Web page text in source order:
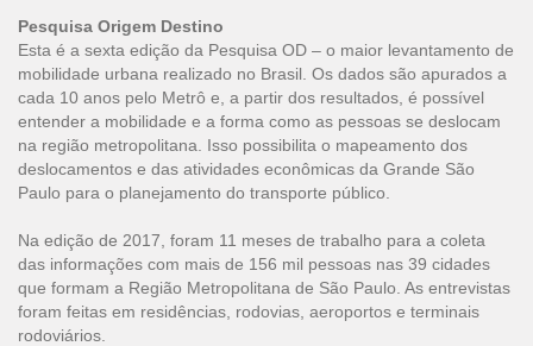
Pesquisa Origem Destino
Esta é a sexta edição da Pesquisa OD – o maior levantamento de
mobilidade urbana realizado no Brasil. Os dados são apurados a
cada 10 anos pelo Metrô e, a partir dos resultados, é possível
entender a mobilidade e a forma como as pessoas se deslocam
na região metropolitana. Isso possibilita o mapeamento dos
deslocamentos e das atividades econômicas da Grande São
Paulo para o planejamento do transporte público.
Na edição de 2017, foram 11 meses de trabalho para a coleta
das informações com mais de 156 mil pessoas nas 39 cidades
que formam a Região Metropolitana de São Paulo. As entrevistas
foram feitas em residências, rodovias, aeroportos e terminais
rodoviários.